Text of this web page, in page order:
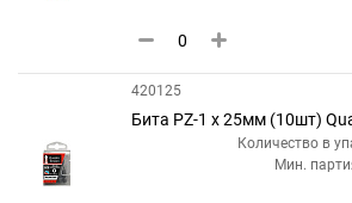
420125
Бита РZ-1 х 25мм (10шт)
Количество в
Мин.